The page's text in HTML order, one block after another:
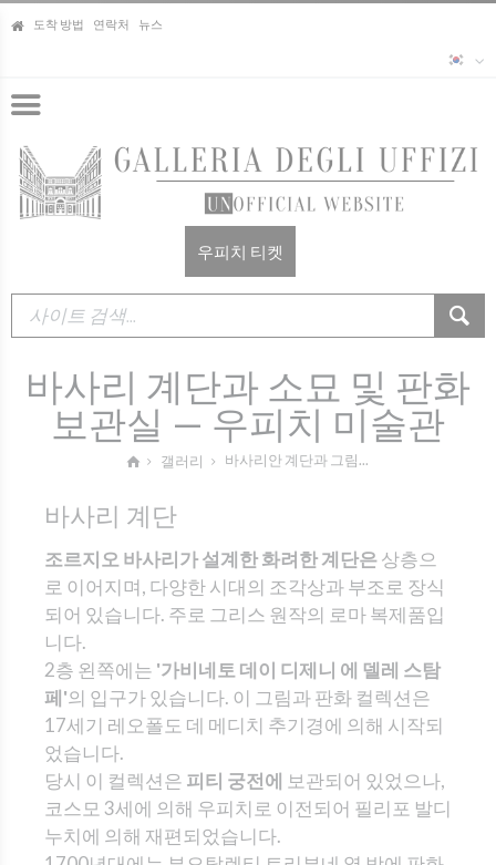
도착 방법 연락처 뉴스
우피치 티켓
바사리 계단과 소묘 및 판화
보관실 — 우피치 미술관
갤러리 바사리안 계단과 그림...
바사리 계단
조르지오 바사리가 설계한 화려한 계단은상층으
로 이어지며, 다양한 시대의 조각상과 부조로 장식
되어 있습니다. 주로 그리스 원작의 로마 복제품입
니다.
2층 왼쪽에는 '가비네토 데이 디제니 에 델레 스탐
페'의 입구가 있습니다. 이 그림과 판화 컬렉션은
17세기 레오폴도 데 메디치 추기경에 의해 시작되
었습니다.
당시 이 컬렉션은 피티 궁전에 보관되어 있었으나,
코스모 3세에 의해 우피치로 이전되어 필리포 발디
누치에 의해 재편되었습니다.